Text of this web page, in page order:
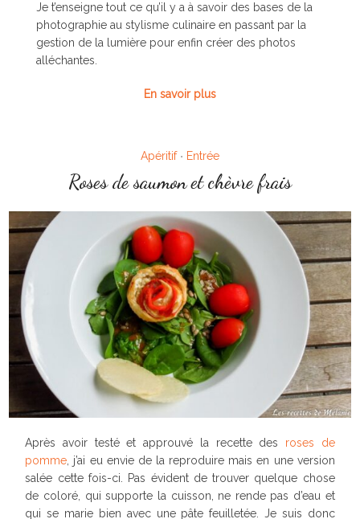
Je t’enseigne tout ce qu’il y a à savoir des bases de la
photographie au stylisme culinaire en passant par la
gestion de la lumière pour enfin créer des photos
alléchantes.
En savoir plus
Apéritif • Entrée
Roses de saumon et chèvre frais
Après avoir testé et approuvé la recette des roses de
pomme , j’ai eu envie de la reproduire mais en une version
salée cette fois-ci. Pas évident de trouver quelque chose
de coloré, qui supporte la cuisson, ne rende pas d’eau et
qui se marie bien avec une pâte feuilletée. Je suis donc